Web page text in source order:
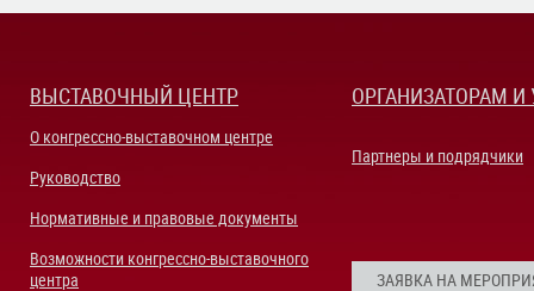
ВЫСТАВОЧНЫЙ ЦЕНТР
О конгрессно-выставочном центре
Руководство
Нормативные и правовые документы
Возможности конгрессно-выставочного
центра
ОРГАНИЗАТОРАМ
Партнеры и подрядчики
ЗАЯВКА НА